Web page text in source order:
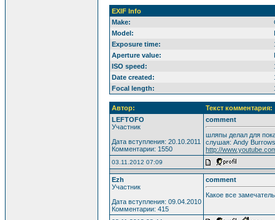
EXIF Info
Make:
Model:
Exposure time:
Aperture value:
ISO speed:
Date created:
Focal length:
Автор:
Текст комментария:
LEFTOFO
Участник
Дата вступления: 20.10.2011
Комментарии: 1550
comment
шляпы делал для
слушая: Andy
http://
03.11.2012 07:09
Ezh
Участник
Дата вступления: 09.04.2010
Комментарии: 415
comment
Какое все